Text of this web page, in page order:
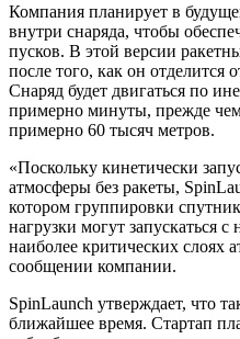
Компания планирует в
внутри снаряда, чтобы
пусков. В этой версии
после того, как он отделится
Снаряд будет двигаться по
примерно минуты, прежде чем
примерно 60 тысяч метров.
«Поскольку кинетически
атмосферы без ракеты,
котором группировки
нагрузки могут запускаться
наиболее критических слоях
сообщении компании.
SpinLaunch утверждает, что
ближайшее время. Стартап